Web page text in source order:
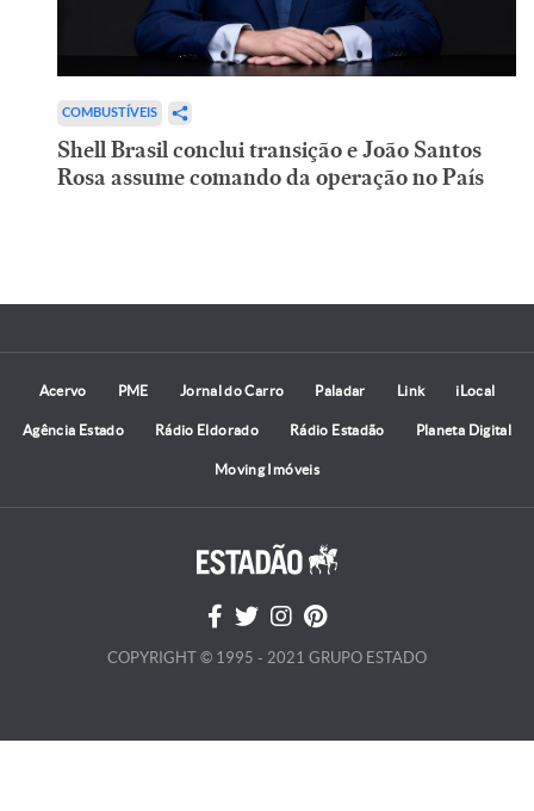
COMBUSTÍVEIS
Shell Brasil conclui transição e João Santos
Rosa assume comando da operação no País
Acervo PME Jornal do Carro Paladar Link iLocal
Agência Estado Rádio Eldorado Rádio Estadão Planeta Digital
Moving Imóveis
COPYRIGHT © 1995 - 2021 GRUPO ESTADO